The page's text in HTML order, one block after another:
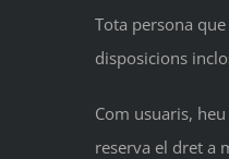
Tota persona
disposicions
Com usuaris,
reserva el dret a